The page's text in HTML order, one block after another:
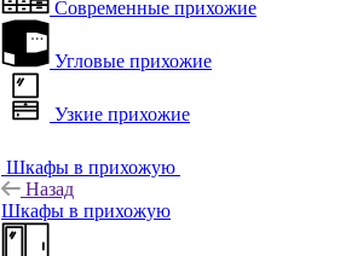
Современные прихожие
Угловые прихожие
Узкие прихожие
Шкафы в прихожую
Назад
Шкафы в прихожую